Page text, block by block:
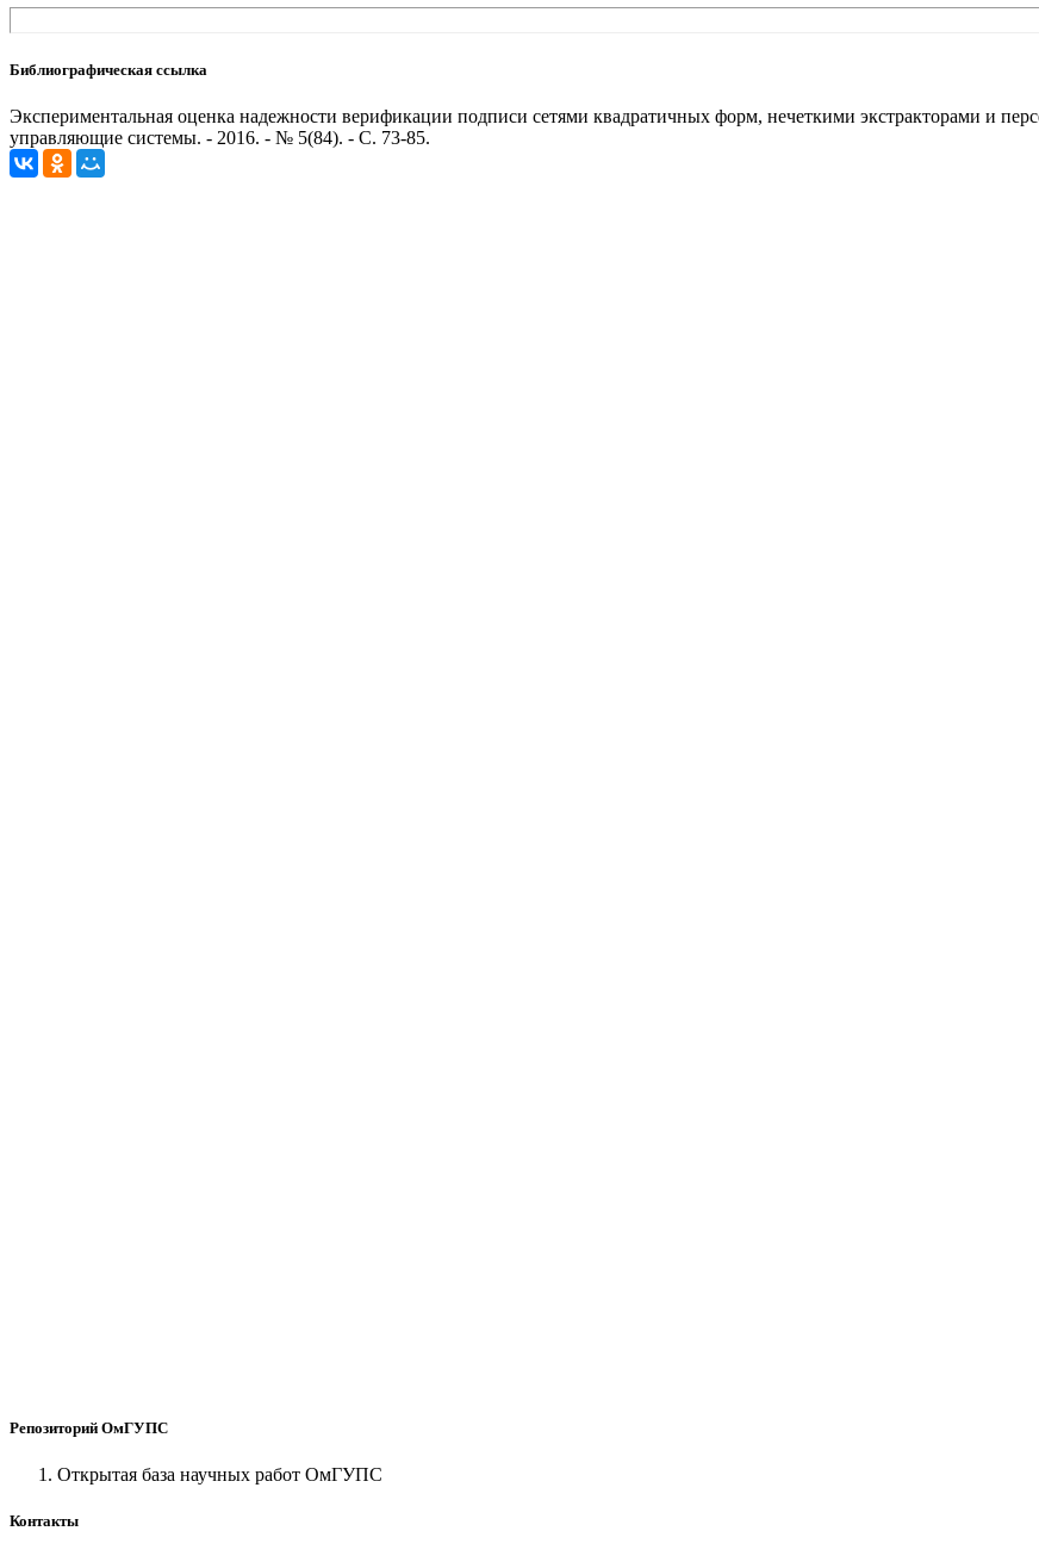
Библиографическая ссылка
Экспериментальная оценка надежности верификации подписи сетями квадратичных форм, нечеткими экстракторами и
управляющие системы. - 2016. - № 5(84). - С. 73-85.
Репозиторий ОмГУПС
Открытая база научных работ ОмГУПС
Контакты